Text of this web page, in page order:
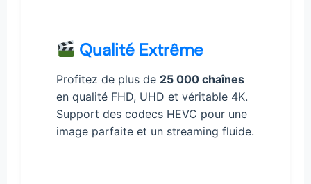
Qualité Extrême
Profitez de plus de 25 000 chaînes
en qualité FHD, UHD et véritable 4K.
Support des codecs HEVC pour une
image parfaite et un streaming fluide.